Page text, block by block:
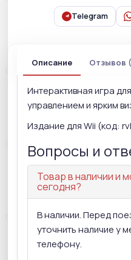
Telegram
Описание Отзывов
Интерактивная игра
управлением и ярким
Издание для Wii (код:
Вопросы и
Товар в наличии и
сегодня?
В наличии. Перед
уточнить наличие у
телефону.